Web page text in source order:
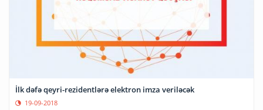
İlk dəfə qeyri-rezidentlərə elektron imza veriləcək
19-09-2018